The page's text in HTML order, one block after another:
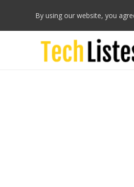
By using our website, you